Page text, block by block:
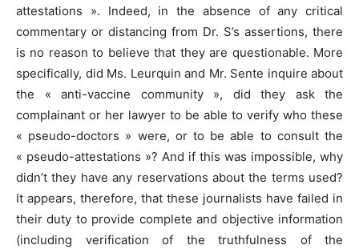
attestations ». Indeed, in the absence of any critical
commentary or distancing from Dr. S’s assertions, there
is no reason to believe that they are questionable. More
specifically, did Ms. Leurquin and Mr. Sente inquire about
the « anti-vaccine community », did they ask the
complainant or her lawyer to be able to verify who these
« pseudo-doctors » were, or to be able to consult the
« pseudo-attestations »? And if this was impossible, why
didn’t they have any reservations about the terms used?
It appears, therefore, that these journalists have failed in
their duty to provide complete and objective information
(including verification of the truthfulness of the